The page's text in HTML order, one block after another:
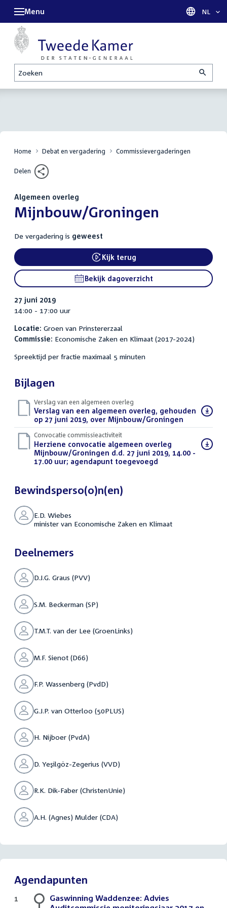
Zoeken
Menu Taal
NL
Home Debat en vergadering Commissievergaderingen
Delen
Algemeen overleg
:Mijnbouw/Groningen
De vergadering is geweest
Kijk terug
Bekijk dagoverzicht
27 juni 2019
14:00 - 17:00 uur
Locatie: Groen van Prinstererzaal
Commissie: Economische Zaken en Klimaat (2017-2024)
Spreektijd per fractie maximaal 5 minuten
Bijlagen
Verslag van een algemeen overleg
Download
bestand:
Verslag van een algemeen overleg, gehouden
op 27 juni 2019, over Mijnbouw/Groningen
Convocatie commissieactiviteit
Download
bestand:
Herziene convocatie algemeen overleg
Mijnbouw/Groningen d.d. 27 juni 2019, 14.00 -
17.00 uur; agendapunt toegevoegd
Bewindsperso(o)n(en)
E.D. Wiebes
minister van Economische Zaken en Klimaat
Deelnemers
D.J.G. Graus (PVV)
S.M. Beckerman (SP)
T.M.T. van der Lee (GroenLinks)
M.F. Sienot (D66)
F.P. Wassenberg (PvdD)
G.J.P. van Otterloo (50PLUS)
H. Nijboer (PvdA)
D. Yeşilgöz-Zegerius (VVD)
R.K. Dik-Faber (ChristenUnie)
A.H. (Agnes) Mulder (CDA)
Agendapunten
Gaswinning Waddenzee: Advies
1